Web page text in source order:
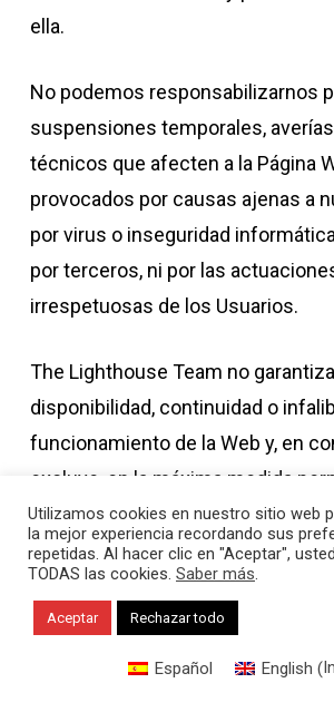
ella.
No podemos responsabilizarnos
suspensiones temporales,
técnicos que afecten a la Página
provocados por causas ajenas a
por virus o inseguridad
por terceros, ni por las
irrespetuosas de los Usuarios.
The Lighthouse Team no
disponibilidad, continuidad o
funcionamiento de la Web y, en
excluye, en la máxima medida
legislación vigente, cualquier
los daños y perjuicios de toda
puedan deberse a la falta de
continuidad del funcionamiento de
y de los servicios habilitados en
Utilizamos cookies en nuestro sitio web
la mejor experiencia recordando sus
repetidas. Al hacer clic en "Aceptar",
TODAS las cookies. Saber más.
Aceptar
Rechazar todo
¡Hola! ¿Cómo puedo
Español English (